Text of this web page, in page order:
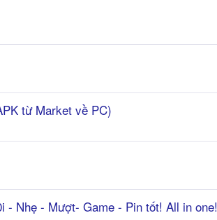
từ Market về PC)
- Nhẹ - Mượt- Game - Pin tốt! All in one!